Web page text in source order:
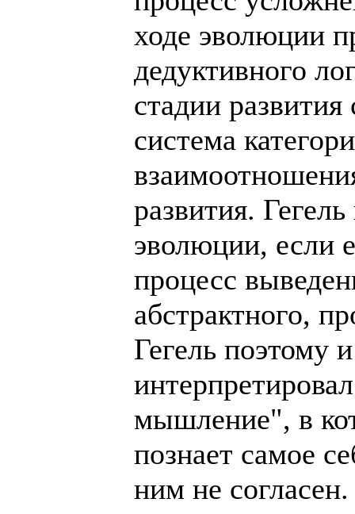
ходе эволюции
дедуктивного
стадии развития
система
развития.
эволюции, если
процесс
абстрактного,
Гегель поэтому
мышление", в
познает самое
ним не